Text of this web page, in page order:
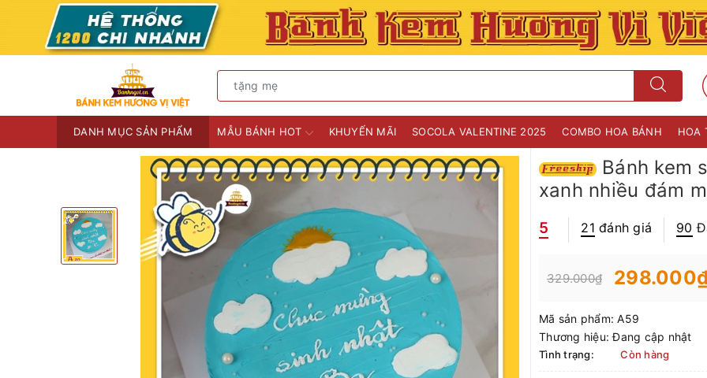
DANH MỤC SẢN PHẨM MẪU BÁNH HOT KHUYẾN MÃI SOCOLA VALENTINE 2025 COMBO HOA BÁNH HOA
Bánh kem
xanh nhiều đám
5 21 đánh giá 90
329.000₫
Mã sản phẩm: A59
Thương hiệu: Đang cập nhật
Tình trạng: Còn hàng